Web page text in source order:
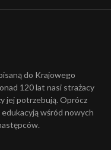
do Krajowego
120 lat nasi strażacy
jej potrzebują. Oprócz
wśród nowych